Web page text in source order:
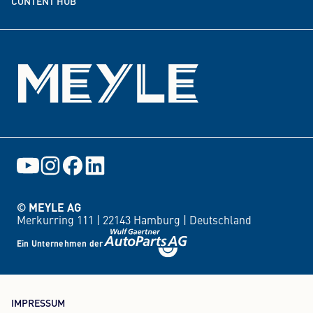
Events
© MEYLE AG
Merkurring 111 | 22143 Hamburg | Deutschland
Ein Unternehmen der
IMPRESSUM